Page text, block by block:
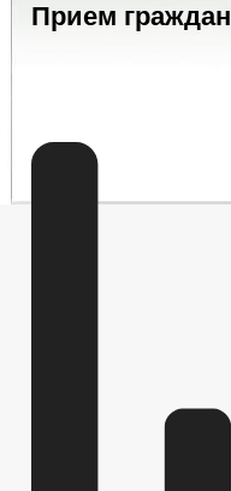
Прием граждан